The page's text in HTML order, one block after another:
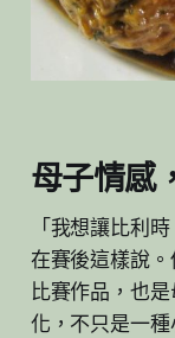
母子情感
「我想讓比利
在賽後這樣說
比賽作品，也
化，不只是一種